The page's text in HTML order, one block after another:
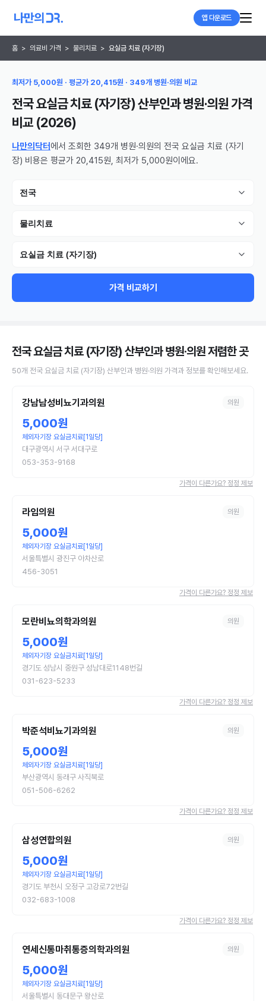
앱 다운로드
홈 > 의료비 가격 > 물리치료 > 요실금 치료 (자기장)
최저가 5,000원 · 평균가 20,415원 · 349개 병원·의원 비교
전국 요실금 치료 (자기장) 산부인과 병원·의원가격
비교 (2026)
나만의닥터 에서 조회한 349개 병원·의원의 전국 요실금 치료 (자기
장) 비용은 평균가 20,415원, 최저가 5,000원이에요.
전국
물리치료
요실금 치료 (자기장)
가격 비교하기
전국 요실금 치료 (자기장) 산부인과 병원·의원저렴한 곳
50개 전국 요실금 치료 (자기장) 산부인과 병원·의원 가격과 정보를 확인해보세요.
강남남성비뇨기과의원 의원
5,000원
체외자기장 요실금치료[1일당]
대구광역시 서구 서대구로
053-353-9168
가격이 다른가요? 정정 제보
라임의원 의원
5,000원
체외자기장 요실금치료[1일당]
서울특별시 광진구 아차산로
456-3051
가격이 다른가요? 정정 제보
모란비뇨의학과의원 의원
5,000원
체외자기장 요실금치료[1일당]
경기도 성남시 중원구 성남대로1148번길
031-623-5233
가격이 다른가요? 정정 제보
박준석비뇨기과의원 의원
5,000원
체외자기장 요실금치료[1일당]
부산광역시 동래구 사직북로
051-506-6262
가격이 다른가요? 정정 제보
삼성연합의원 의원
5,000원
체외자기장 요실금치료[1일당]
경기도 부천시 오정구 고강로72번길
032-683-1008
가격이 다른가요? 정정 제보
연세신통마취통증의학과의원 의원
5,000원
체외자기장 요실금치료[1일당]
서울특별시 동대문구 왕산로